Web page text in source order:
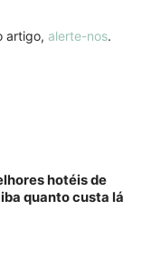
artigo, alerte-nos.
hotéis de
quanto custa lá